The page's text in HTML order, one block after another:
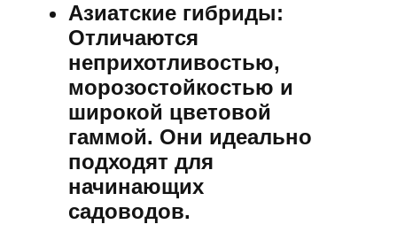
Азиатские гибриды:
Отличаются
неприхотливостью,
морозостойкостью и
широкой цветовой
гаммой. Они идеально
подходят для
начинающих
садоводов.